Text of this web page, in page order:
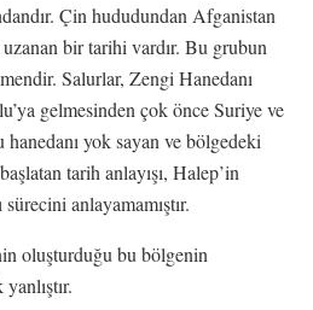
Çin hududundan Afganistan
bir tarihi vardır. Bu grubun
Salurlar, Zengi Hanedanı
gelmesinden çok önce Suriye ve
yok sayan ve bölgedeki
tarih anlayışı, Halep’in
anlayamamıştır.
oluşturduğu bu bölgenin